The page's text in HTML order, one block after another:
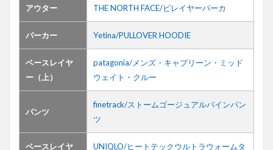
アウター THE NORTH FACE/ビレイヤーパーカ
パーカー Yetina/PULLOVER HOODIE
ベースレイヤ
ー（上）
patagonia/メンズ・キャプリーン・ミッド
ウェイト・クルー
パンツ
finetrack/ストームゴージュアルパインパン
ツ
ベースレイヤ
UNIQLO/ヒートテックウルトラウォームタ